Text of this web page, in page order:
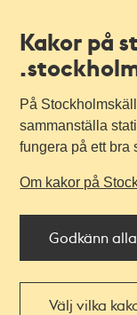
Kakor på
På
sammanställa
fungera på ett bra
Om kakor på
Godkänn
Välj vilka